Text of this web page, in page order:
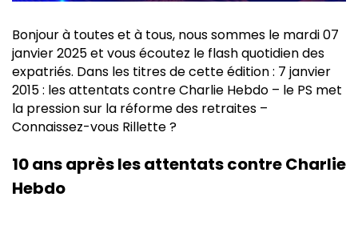
Bonjour à toutes et à tous, nous sommes le mardi 07
janvier 2025 et vous écoutez le flash quotidien des
expatriés. Dans les titres de cette édition : 7 janvier
2015 : les attentats contre Charlie Hebdo – le PS met
la pression sur la réforme des retraites –
Connaissez-vous Rillette ?
10 ans après les attentats contre Charlie
Hebdo